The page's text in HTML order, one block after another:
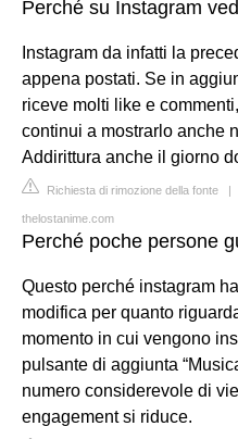
Perché su Instagram
Instagram da infatti la
appena postati. Se in
riceve molti like e
continui a mostrarlo anche
Addirittura anche il giorno
Richiesta di rimozione della fonte |
thelostanime.com
Perché poche persone
Questo perché instagram
modifica per quanto
momento in cui vengono
pulsante di aggiunta
numero considerevole di
engagement si riduce.